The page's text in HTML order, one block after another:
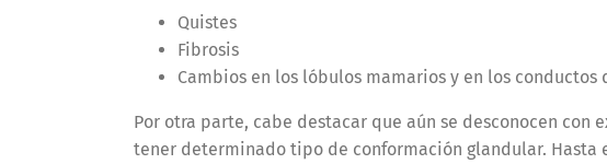
Quistes
Fibrosis
Cambios en los lóbulos mamarios y en los
Por otra parte, cabe destacar que aún se desconocen con
tener determinado tipo de conformación glandular. Hasta